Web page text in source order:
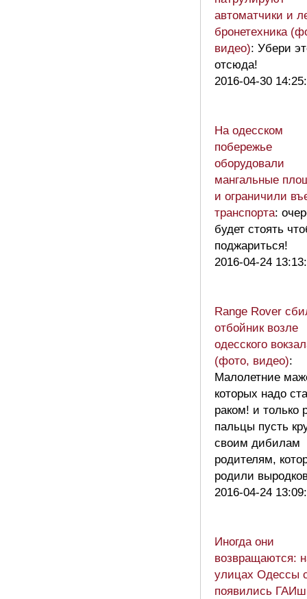
автоматчики и
бронетехника
видео): Убери
отсюда!
2016-04-30
На одесском
побережье
оборудовали
мангальные
и ограничили
транспорта:
будет стоять
поджариться!
2016-04-24
Range Rover
отбойник возле
одесского
(фото, видео):
Малолетние
которых надо
раком! и только
пальцы пусть
своим дибилам
родителям,
родили
2016-04-24
Иногда они
возвращаются:
улицах Одессы
появились